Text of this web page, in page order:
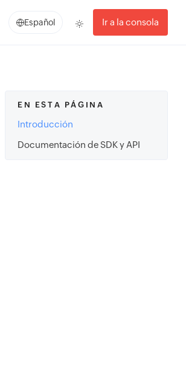
Español Ir a la consola
EN ESTA PÁGINA
Introducción
Documentación de SDK y API